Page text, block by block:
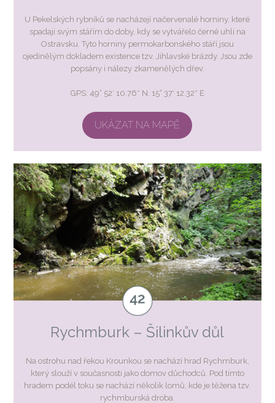
U Pekelských rybníků se nacházejí načervenalé horniny, které
spadají svým stářím do doby, kdy se vytvářelo černé uhlí na
Ostravsku. Tyto horniny permokarbonského stáří jsou
ojedinělým dokladem existence tzv. Jihlavské brázdy. Jsou zde
popsány i nálezy zkamenělých dřev.
GPS: 49° 52′ 10.76″ N, 15° 37′ 12.32″ E
UKÁZAT NA MAPĚ
Rychmburk – Šilinkův důl
Na ostrohu nad řekou Krounkou se nachází hrad Rychmburk,
který slouží v současnosti jako domov důchodců. Pod tímto
hradem podél toku se nachází několik lomů, kde je těžena tzv.
rychmburská droba.